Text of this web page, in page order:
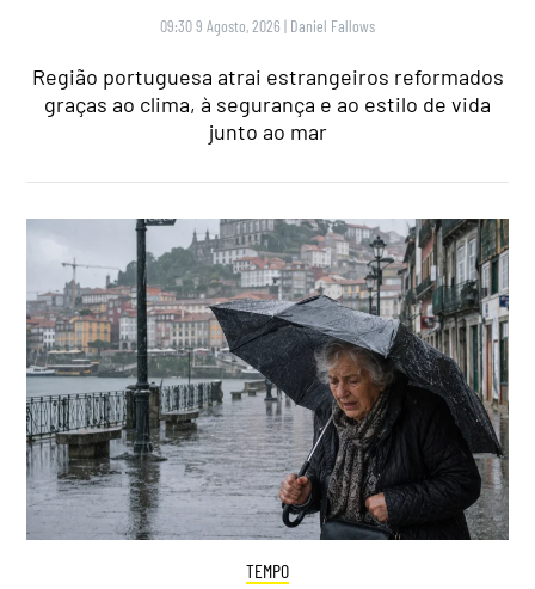
09:30 9 Agosto, 2026 | Daniel Fallows
Região portuguesa atrai estrangeiros reformados
graças ao clima, à segurança e ao estilo de vida
junto ao mar
TEMPO